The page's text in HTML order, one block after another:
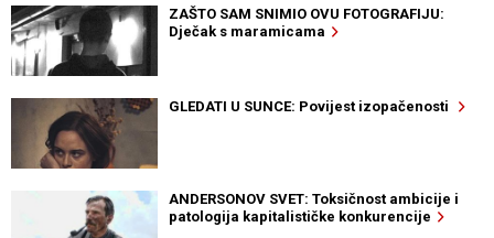
ZAŠTO SAM SNIMIO OVU FOTOGRAFIJU:
Dječak s maramicama
GLEDATI U SUNCE: Povijest izopačenosti
ANDERSONOV SVET: Toksičnost ambicije i
patologija kapitalističke konkurencije